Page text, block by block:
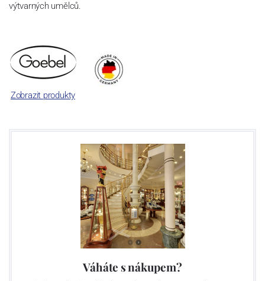
výtvarných umělců.
Zobrazit produkty
Váháte s nákupem?